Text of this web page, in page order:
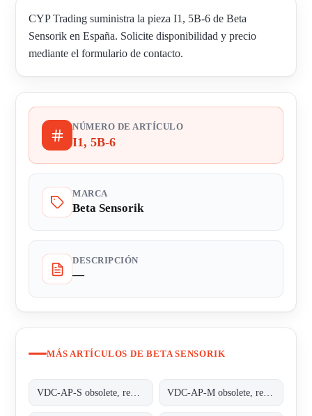
CYP Trading suministra la pieza I1, 5B-6 de Beta
Sensorik en España. Solicite disponibilidad y precio
mediante el formulario de contacto.
NÚMERO DE ARTÍCULO
I1, 5B-6
MARCA
Beta Sensorik
DESCRIPCIÓN
—
MÁS ARTÍCULOS DE BETA SENSORIK